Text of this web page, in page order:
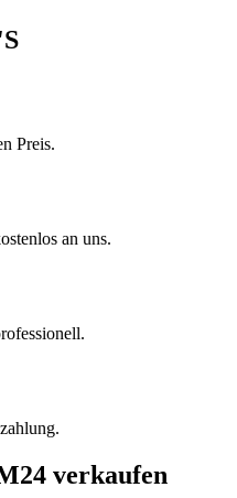
Preis.
an uns.
verkaufen